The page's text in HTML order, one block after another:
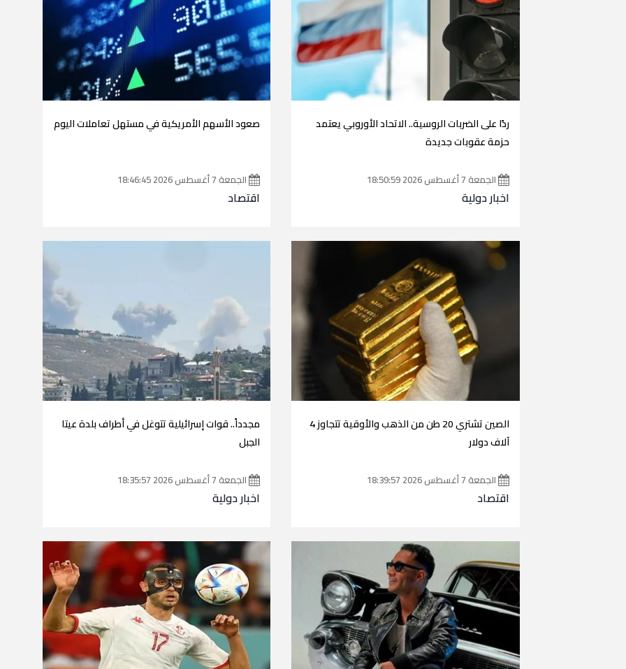
ردًا على الضربات الروسية.. الاتحاد الأوروبي يعتمد
حزمة عقوبات جديدة
الجمعة 7 أغسطس 2026 18:50:59
اخبار دولية
صعود الأسهم الأمريكية في مستهل تعاملات اليوم
الجمعة 7 أغسطس 2026 18:46:45
اقتصاد
الصين تشتري 20 طن من الذهب والأوقية تتجاوز 4
آلاف دولار
الجمعة 7 أغسطس 2026 18:39:57
اقتصاد
مجدداً.. قوات إسرائيلية تتوغل في أطراف بلدة عيتا
الجبل
الجمعة 7 أغسطس 2026 18:35:57
اخبار دولية